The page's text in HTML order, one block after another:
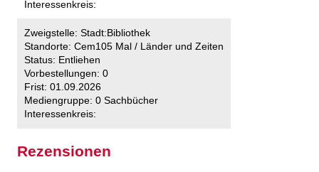
Interessenkreis:
Zweigstelle: Stadt:Bibliothek
Standorte: Cem105 Mal / Länder und Zeiten
Status: Entliehen
Vorbestellungen: 0
Frist: 01.09.2026
Mediengruppe: 0 Sachbücher
Interessenkreis:
Rezensionen